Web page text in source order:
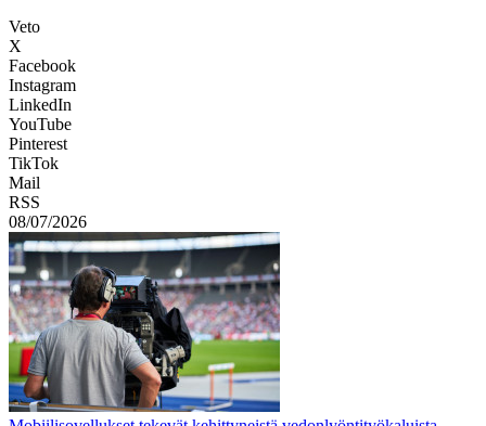
Veto
X
Facebook
Instagram
LinkedIn
YouTube
Pinterest
TikTok
Mail
RSS
08/07/2026